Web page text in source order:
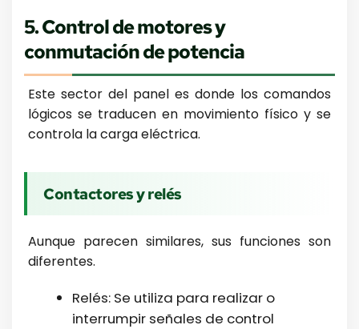
5. Control de motores y
conmutación de potencia
Este sector del panel es donde los comandos
lógicos se traducen en movimiento físico y se
controla la carga eléctrica.
Contactores y relés
Aunque parecen similares, sus funciones son
diferentes.
Relés: Se utiliza para realizar o
interrumpir señales de control